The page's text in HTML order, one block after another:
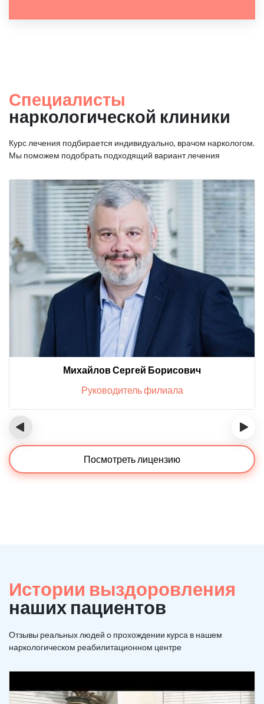
Специалисты
наркологической клиники
Курс лечения подбирается индивидуально, врачом наркологом.
Мы поможем подобрать подходящий вариант лечения
Михайлов Сергей Борисович
Руководитель филиала
‹ ›
Посмотреть лицензию
Истории выздоровления
наших пациентов
Отзывы реальных людей о прохождении курса в нашем
наркологическом реабилитационном центре